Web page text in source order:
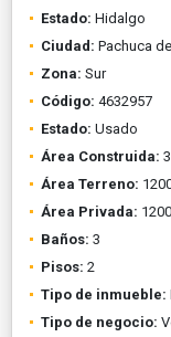
Estado: Hidalgo
Ciudad: Pachuca
Zona: Sur
Código: 4632957
Estado: Usado
Área Construida:
Área Terreno:
Área Privada:
Baños: 3
Pisos: 2
Tipo de inmueble:
Tipo de negocio: